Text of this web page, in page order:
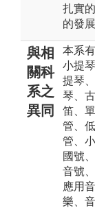
扎實
的發
與相
關科
系之
異同
本系
小提
提琴
琴、
笛、
管、
管、
國號
音號
應用
樂、